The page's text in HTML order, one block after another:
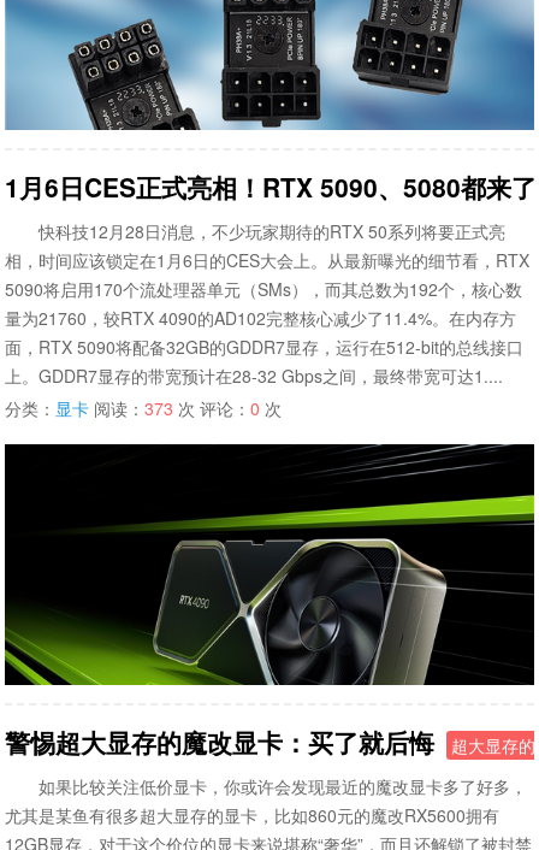
1月6日CES正式亮相！RTX 5090、5080都来
快科技12月28日消息，不少玩家期待的RTX 50系列将要正式亮
相，时间应该锁定在1月6日的CES大会上。从最新曝光的细节看，RTX
5090将启用170个流处理器单元（SMs），而其总数为192个，核心数
量为21760，较RTX 4090的AD102完整核心减少了11.4%。在内存方
面，RTX 5090将配备32GB的GDDR7显存，运行在512-bit的总线接口
上。GDDR7显存的带宽预计在28-32 Gbps之间，最终带宽可达1....
分类： 显卡 阅读：373 次 评论：0 次
警惕超大显存的魔改显卡：买了就后悔
超大显存
如果比较关注低价显卡，你或许会发现最近的魔改显卡多了好多，
尤其是某鱼有很多超大显存的显卡，比如860元的魔改RX5600拥有
12GB显存，对于这个价位的显卡来说堪称“奢华”，而且还解锁了被封禁